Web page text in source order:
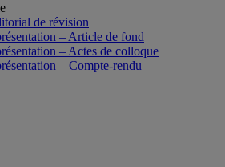
de révision
– Article de fond
– Actes de colloque
– Compte-rendu